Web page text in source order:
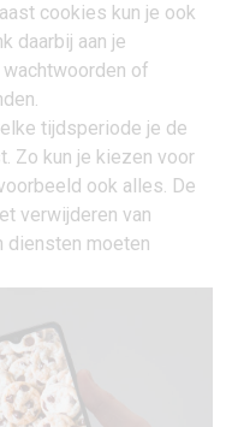
cookies kun je ook
daarbij aan je
of
tijdsperiode je de
Zo kun je kiezen voor
ook alles. De
verwijderen van
moeten